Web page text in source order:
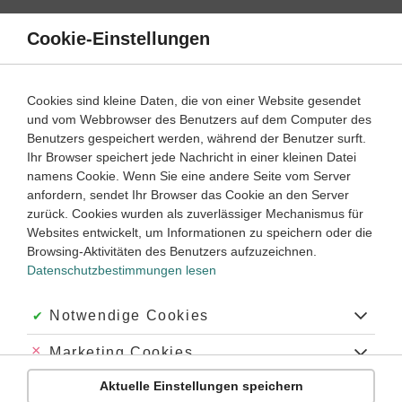
Direkt
Inhalt
Schülerlexikon
Biologie Chemie Deutsch Englisch
Französisch Geschichte Latein Mathematik
A C D E F G
Anfangsbuchstabe
Cookie-Einstellungen
Cookies sind kleine Daten, die von einer Website gesendet
und vom Webbrowser des Benutzers auf dem Computer des
Benutzers gespeichert werden, während der Benutzer surft.
Ihr Browser speichert jede Nachricht in einer kleinen Datei
namens Cookie. Wenn Sie eine andere Seite vom Server
anfordern, sendet Ihr Browser das Cookie an den Server
zurück. Cookies wurden als zuverlässiger Mechanismus für
Websites entwickelt, um Informationen zu speichern oder die
Browsing-Aktivitäten des Benutzers aufzuzeichnen.
Datenschutzbestimmungen lesen
Akzeptiert:
Notwendige Cookies
Abgelehnt:
Marketing Cookies
Abgelehnt:
Personalisierungs-Cookies
Aktuelle Einstellungen speichern